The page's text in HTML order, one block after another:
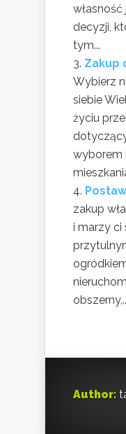
decyzji,
tym...
Zakup
Wybierz
siebie
życiu
wyborem
zakup
i marzy ci
Author: